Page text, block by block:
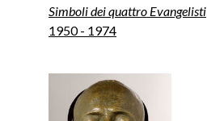
Simboli dei quattro Evangelisti
1950 - 1974